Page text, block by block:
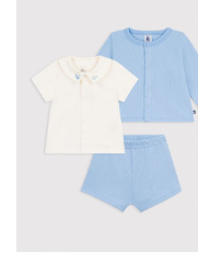
La livraison
-10% pour tout